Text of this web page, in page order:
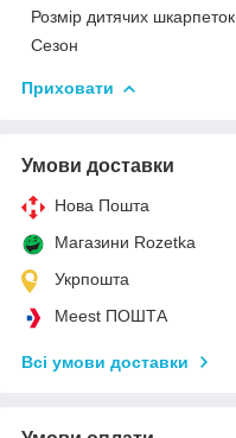
Розмір дитячих шкарпеток
Сезон
Приховати
Умови доставки
Нова Пошта
Магазини Rozetka
Укрпошта
Meest ПОШТА
Всі умови доставки